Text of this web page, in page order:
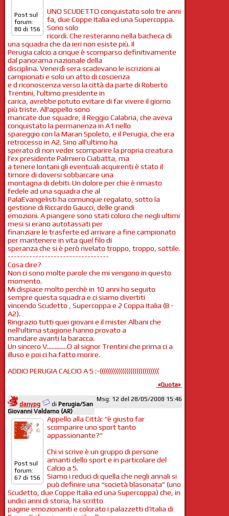
Post sul
forum:
80 di 156
UNO SCUDETTO conquistato solo tre anni
fa, due Coppe Italia ed una Supercoppa.
Sono solo
ricordi. Che resteranno nella bacheca di
una squadra che da ieri non esiste più. Il
Perugia calcio a cinque è scomparso definitivamente
dal panorama nazionale della
disciplina. Venerdì sera scadevano le iscrizioni ai
campionati e solo un atto di coscienza
e d riconoscenza verso la città da parte di Roberto
Trentini, l'ultimo presidente in
carica, avrebbe potuto evitare di far vivere il giorno
più triste. All'appello sono
mancate due squadre, il Reggio Calabria, che aveva
conquistato la permanenza in A1 nello
spareggio con la Maran Spoleto, e il Perugia, che era
retrocesso in A2. Sino all'ultimo ha
sperato di non veder scomparire la propria creatura
l'ex presidente Palmiero Ciabatta, ma
a tenere lontani gli eventuali acquirenti è stato il
timore di doversi sobbarcare una
montagna di debiti. Un dolore per chie è rimasto
fedele ad una squadra che al
PalaEvangelisti ha comunque regalato, sotto la
gestione di Riccardo Gaucci, delle grandi
emozioni. A piangere sono stati coloro che negli ultimi
mesi si erano autotassati per
finanziare le trasferte ed arrivare a fine campionato
per mantenere in vita quel filo di
speranza che si è però rivelato troppo, troppo, sottile.
---------------------------------
Cosa dire?
Non ci sono molte parole che mi vengono in questo
momento.
Mi dispiace molto perchè in 10 anni ho seguito
sempre questa squadra e ci siamo divertiti
vincendo Scudetto , Supercoppa e 2 Coppa Italia (B -
A2).
Ringrazio tutti quei giovani e il mister Albani che
nell'ultima stagione hanno provato a
mandare avanti la baracca.
Un sincero V.............O al signor Trentini che prima ci a
illuso e poi ci ha fatto morire.
ADDIO PERUGIA CALCIO A 5 :-(((((((((((((((((((((((((((((
«Quota»
danypg di Perugia/San
Giovanni Valdarno (AR)
Msg: 12 del 28/05/2008 15:46
Post sul
forum:
67 di 156
Appello alla Città: “è giusto far
scomparire uno sport tanto
appassionante?”
Chi vi scrive è un gruppo di persone
amanti dello sport e in particolare del
Calcio a 5.
Siamo i reduci di quella che negli annali si
può definire una “società blasonata” (uno
Scudetto, due Coppe Italia ed una Supercoppa) che, in
undici anni di storia, ha scritto
pagine emozionanti e colorato i palazzetti d’Italia di